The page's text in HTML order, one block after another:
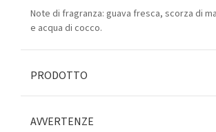
Note di fragranza: guava fresca, scorza di
e acqua di cocco.
PRODOTTO
AVVERTENZE